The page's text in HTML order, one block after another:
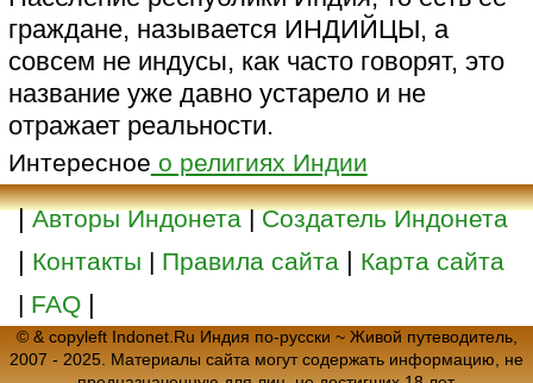
граждане, называется ИНДИЙЦЫ, а
совсем не индусы, как часто говорят, это
название уже давно устарело и не
отражает реальности.
Интересное о религиях Индии
|Авторы Индонета|Создатель Индонета
| Контакты | Правила сайта | Карта сайта
| FAQ |
© & copyleft Indonet.Ru Индия по-русски ~ Живой путеводитель,
2007 - 2025. Материалы сайта могут содержать информацию, не